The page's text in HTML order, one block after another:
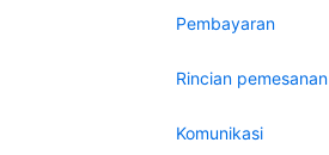
Pembayaran
Rincian pemesanan
Komunikasi